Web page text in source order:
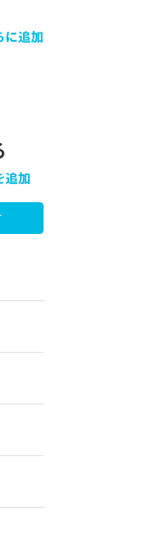
に追加
追加